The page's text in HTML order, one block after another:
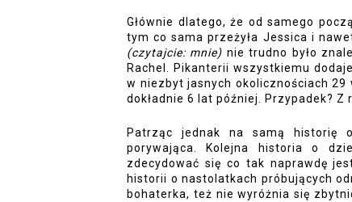
Głównie dlatego, że od samego
(czytajcie: mnie) nie trudno było
Rachel. Pikanterii wszystkiemu
w niezbyt jasnych okolicznościach
dokładnie 6 lat później. Przypadek?
Patrząc jednak na samą historię
porywająca. Kolejna historia o
zdecydować się co tak naprawdę
historii o nastolatkach próbujących
bohaterka, też nie wyróżnia się